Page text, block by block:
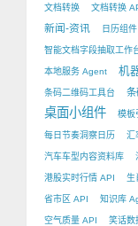
文档转换 文档转换
新闻-资讯 日历组件
智能文档字段抽取工作
本地服务 Agent 机
条码二维码工具台 条
桌面小组件 模板
每日节奏洞察日历 汇
汽车车型内容资料库
港股实时行情 API 生
省市区 API 知识库
空气质量 API 笑话数